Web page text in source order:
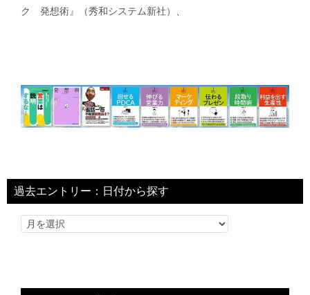
ク 発想術』（秀和システム新社）、
過去エントリー：日付から探す